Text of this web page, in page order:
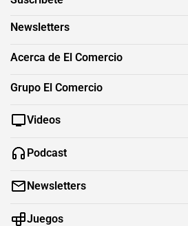
Newsletters
Acerca de El Comercio
Grupo El Comercio
Videos
Podcast
Newsletters
Juegos